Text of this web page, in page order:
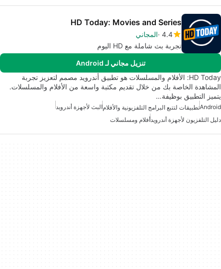
HD Today: Movies and Series
4.4 المجاني
تجربة بث شاملة مع HD اليوم
تنزيل مجاني لـ Android
HD Today: الأفلام والمسلسلات هو تطبيق أندرويد مصمم لتعزيز تجربة
المشاهدة الخاصة بك من خلال تقديم مكتبة واسعة من الأفلام والمسلسلات.
يتميز التطبيق بوظيفة…
Androidتطبيقات لتتبع البرامج التلفزيونية والأفلامالبث لأجهزة أندرويد
دليل التلفزيون لأجهزة أندرويدأفلام ومسلسلات